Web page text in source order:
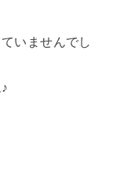
いませんでし